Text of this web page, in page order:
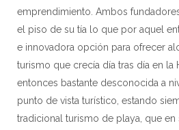
emprendimiento. Ambos
el piso de su tía lo que por aquel
e innovadora opción para ofrecer
turismo que crecía día tras día en la
entonces bastante desconocida a
punto de vista turístico, estando
tradicional turismo de playa, que en